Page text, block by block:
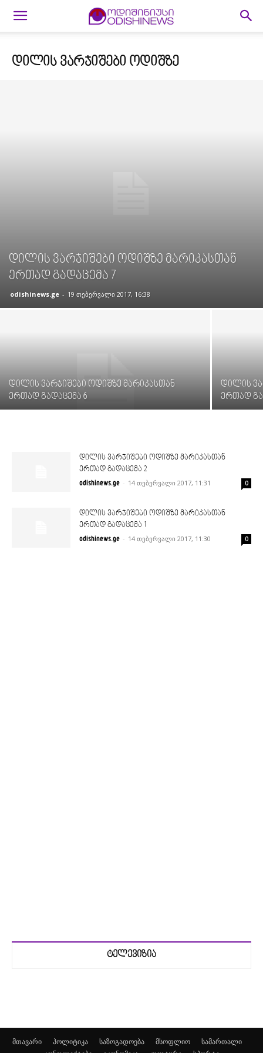
ᲓᲘᲚᲘᲡ ᲕᲐᲠᲯᲘᲨᲔᲑᲘ ᲝᲓᲘᲨᲖᲔ
დილის ვარჯიშები ოდიშზე მარიკასთან
ერთად გადაცემა 7
odishinews.ge - 19 თებერვალი 2017, 16:38
დილის ვარჯიშები ოდიშზე მარიკასთან
ერთად გადაცემა 6
დილის
ერთად
დილის ვარჯიშები ოდიშზე მარიკასთან
ერთად გადაცემა 2
odishinews.ge - 14 თებერვალი 2017, 11:31 0
დილის ვარჯიშები ოდიშზე მარიკასთან
ერთად გადაცემა 1
odishinews.ge - 14 თებერვალი 2017, 11:30 0
ტელევიზია
მთავარი პოლიტიკა საზოგადოება მსოფლიო
სამართალი